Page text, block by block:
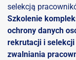
selekcją
Szkolenie
ochrony danych
rekrutacji i
zwalniania